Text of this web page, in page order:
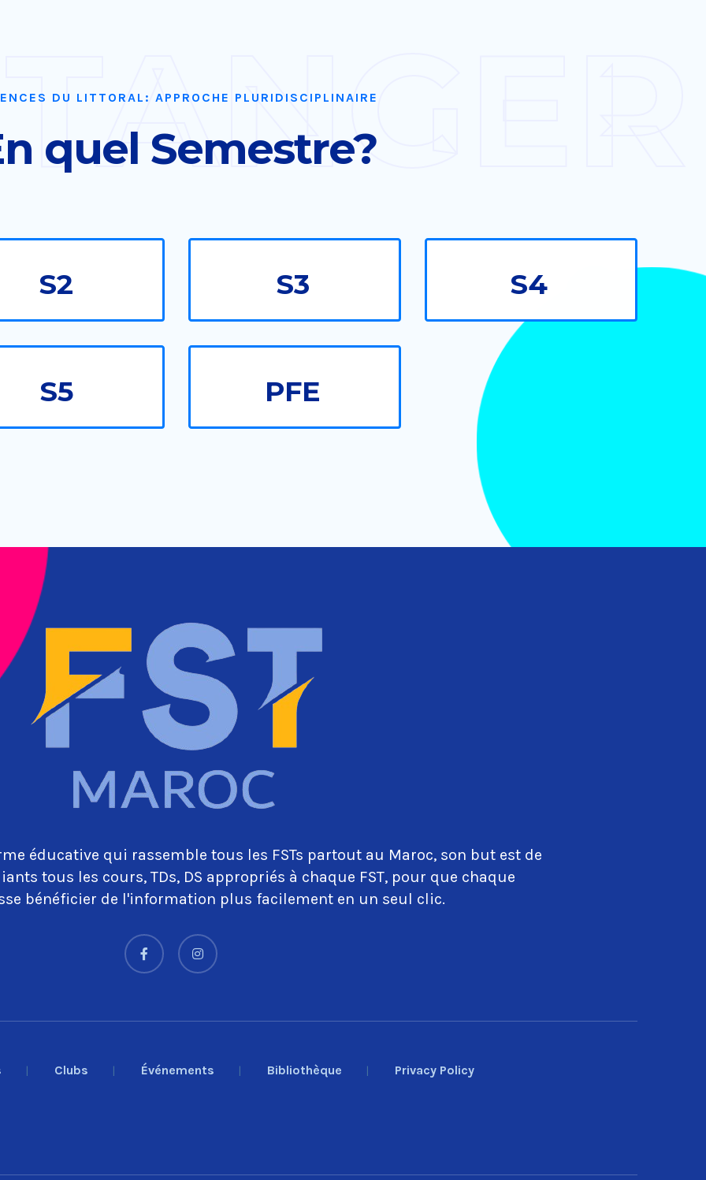
DU LITTORAL: APPROCHE PLURIDISCIPLINAIRE
quel Semestre?
S2 S3 S4
S5 PFE
éducative qui rassemble tous les FSTs partout au Maroc, son but est de
tous les cours, TDs, DS appropriés à chaque FST, pour que chaque
bénéficier de l'information plus facilement en un seul clic.
Clubs Événements Bibliothèque Privacy Policy